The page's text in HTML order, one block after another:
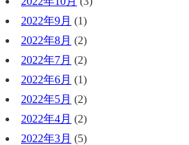
2022年9月 (1)
2022年8月 (2)
2022年7月 (2)
2022年6月 (1)
2022年5月 (2)
2022年4月 (2)
2022年3月 (5)